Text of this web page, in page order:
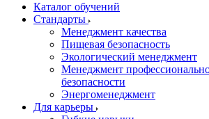
Каталог обучений
Стандарты
Менеджмент качества
Пищевая безопасность
Экологический менеджмент
Менеджмент
безопасности
Энергоменеджмент
Для карьеры